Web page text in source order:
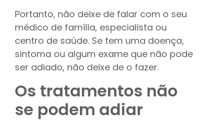
Portanto, não deixe de falar com o seu
médico de família, especialista ou
centro de saúde. Se tem uma doença,
sintoma ou algum exame que não pode
ser adiado, não deixe de o fazer.
Os tratamentos não
se podem adiar